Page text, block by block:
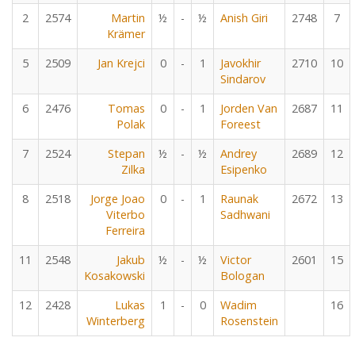
2 2574
Martin
Krämer
½ - ½ Anish Giri 2748 7
5 2509 Jan Krejci 0 - 1
Javokhir
Sindarov
2710 10
6 2476
Tomas
Polak
0 - 1
Jorden Van
Foreest
2687 11
7 2524
Stepan
Zilka
½ - ½
Andrey
Esipenko
2689 12
8 2518
Jorge Joao
Viterbo
Ferreira
0 - 1
Raunak
Sadhwani
2672 13
11 2548
Jakub
Kosakowski
½ - ½
Victor
Bologan
2601 15
12 2428
Lukas
Winterberg
1 - 0
Wadim
Rosenstein
16